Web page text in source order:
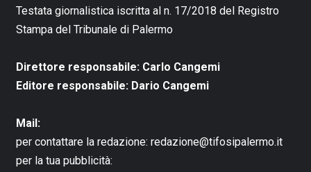
Testata giornalistica iscritta al n. 17/2018 del Registro
Stampa del Tribunale di Palermo
Direttore responsabile: Carlo Cangemi
Editore responsabile: Dario Cangemi
Mail:
per contattare la redazione: redazione@tifosipalermo.it
per la tua pubblicità: